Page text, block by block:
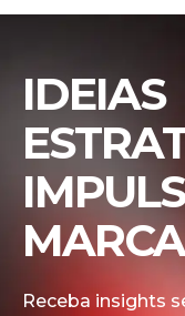
IDEIAS
Receba insights